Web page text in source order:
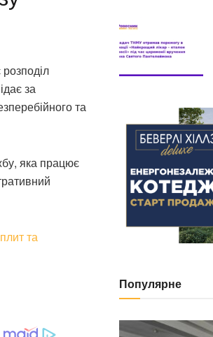
за
та
яка працює
та
Популярне